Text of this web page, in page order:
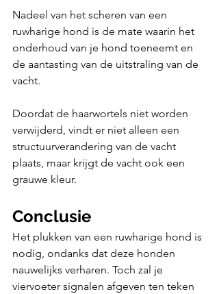
Nadeel van het scheren van een
ruwharige hond is de mate waarin het
onderhoud van je hond toeneemt en
de aantasting van de uitstraling van de
vacht.
Doordat de haarwortels niet worden
verwijderd, vindt er niet alleen een
structuurverandering van de vacht
plaats, maar krijgt de vacht ook een
grauwe kleur.
Conclusie
Het plukken van een ruwharige hond is
nodig, ondanks dat deze honden
nauwelijks verharen. Toch zal je
viervoeter signalen afgeven ten teken